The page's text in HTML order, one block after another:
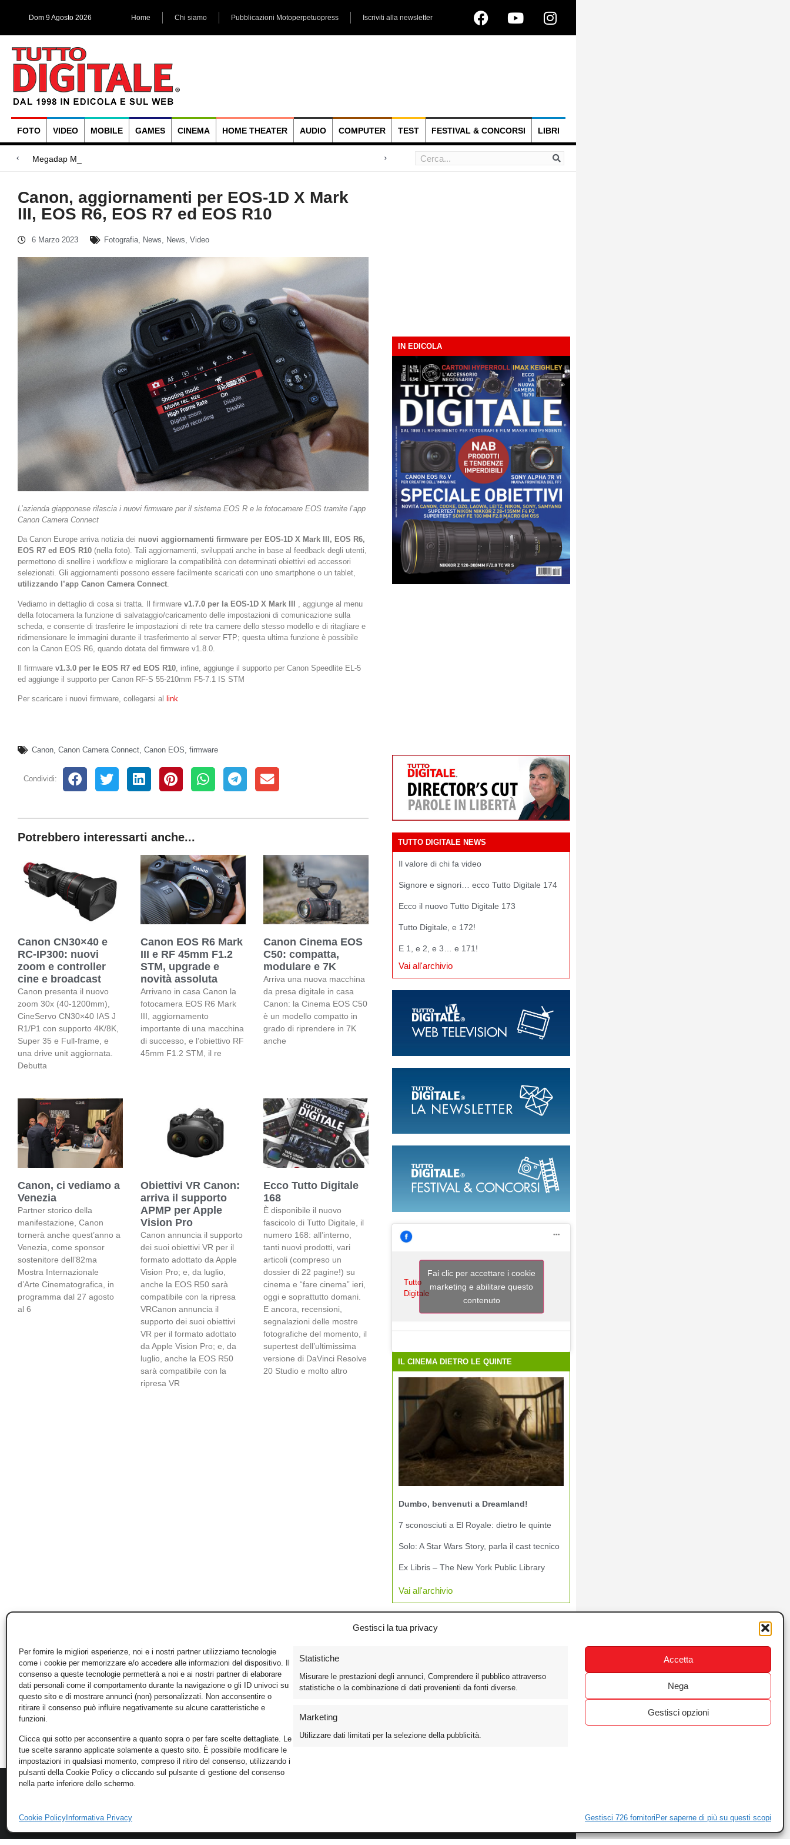
Gestisci la tua privacy
Per fornire le migliori esperienze, noi e i nostri partner utilizziamo tecnologie
come i cookie per memorizzare e/o accedere alle informazioni del dispositivo. Il
consenso a queste tecnologie permetterà a noi e ai nostri partner di elaborare
dati personali come il comportamento durante la navigazione o gli ID univoci su
questo sito e di mostrare annunci (non) personalizzati. Non acconsentire o
ritirare il consenso può influire negativamente su alcune caratteristiche e
funzioni.
Clicca qui sotto per acconsentire a quanto sopra o per fare scelte dettagliate. Le
tue scelte saranno applicate solamente a questo sito. È possibile modificare le
impostazioni in qualsiasi momento, compreso il ritiro del consenso, utilizzando i
pulsanti della Cookie Policy o cliccando sul pulsante di gestione del consenso
nella parte inferiore dello schermo.
Statistiche
Misurare le prestazioni degli annunci, Comprendere il pubblico attraverso
statistiche o la combinazione di dati provenienti da fonti diverse.
Marketing
Utilizzare dati limitati per la selezione della pubblicità.
Gestisci 726 fornitori Per saperne di più su questi scopi
Accetta
Nega
Gestisci opzioni
Cookie Policy Informativa Privacy
Dom 9 Agosto 2026 Home Chi siamo Pubblicazioni Motoperpetuopress Iscriviti alla newsletter
FOTO VIDEO MOBILE GAMES CINEMA HOME THEATER AUDIO COMPUTER TEST FESTIVAL & CONCORSI LIBRI
Megadap M2RF, il primo adattat
Blackmagic Design UltraStudio Express 3G, due accessori ad hoc
Arri Rental, evoluzioni in arrivo
Canon, aggiornamenti per EOS-1D X Mark
III, EOS R6, EOS R7 ed EOS R10
6 Marzo 2023 Fotografia, News, News, Video
L’azienda giapponese rilascia i nuovi firmware per il sistema EOS R e le fotocamere EOS tramite l’app
Canon Camera Connect
Da Canon Europe arriva notizia dei nuovi aggiornamenti firmware per EOS-1D X Mark III, EOS R6,
EOS R7 ed EOS R10 (nella foto). Tali aggiornamenti, sviluppati anche in base al feedback degli utenti,
permettono di snellire i workflow e migliorare la compatibilità con determinati obiettivi ed accessori
selezionati. Gli aggiornamenti possono essere facilmente scaricati con uno smartphone o un tablet,
utilizzando l’app Canon Camera Connect.
Vediamo in dettaglio di cosa si tratta. Il firmware v1.7.0 per la EOS-1D X Mark III , aggiunge al menu
della fotocamera la funzione di salvataggio/caricamento delle impostazioni di comunicazione sulla
scheda, e consente di trasferire le impostazioni di rete tra camere dello stesso modello e di ritagliare e
ridimensionare le immagini durante il trasferimento al server FTP; questa ultima funzione è possibile
con la Canon EOS R6, quando dotata del firmware v1.8.0.
Il firmware v1.3.0 per le EOS R7 ed EOS R10, infine, aggiunge il supporto per Canon Speedlite EL-5
ed aggiunge il supporto per Canon RF-S 55-210mm F5-7.1 IS STM
Per scaricare i nuovi firmware, collegarsi al link
Canon, Canon Camera Connect, Canon EOS, firmware
Condividi:
Potrebbero interessarti anche...
Canon CN30×40 e
RC-IP300: nuovi
zoom e controller
cine e broadcast
Canon presenta il nuovo
zoom 30x (40-1200mm),
CineServo CN30×40 IAS J
R1/P1 con supporto 4K/8K,
Super 35 e Full-frame, e
una drive unit aggiornata.
Debutta
Canon EOS R6 Mark
III e RF 45mm F1.2
STM, upgrade e
novità assoluta
Arrivano in casa Canon la
fotocamera EOS R6 Mark
III, aggiornamento
importante di una macchina
di successo, e l’obiettivo RF
45mm F1.2 STM, il re
Canon Cinema EOS
C50: compatta,
modulare e 7K
Arriva una nuova macchina
da presa digitale in casa
Canon: la Cinema EOS C50
è un modello compatto in
grado di riprendere in 7K
anche
Canon, ci vediamo a
Venezia
Partner storico della
manifestazione, Canon
tornerà anche quest’anno a
Venezia, come sponsor
sostenitore dell’82ma
Mostra Internazionale
d’Arte Cinematografica, in
programma dal 27 agosto
al 6
Obiettivi VR Canon:
arriva il supporto
APMP per Apple
Vision Pro
Canon annuncia il supporto
dei suoi obiettivi VR per il
formato adottato da Apple
Vision Pro; e, da luglio,
anche la EOS R50 sarà
compatibile con la ripresa
VRCanon annuncia il
supporto dei suoi obiettivi
VR per il formato adottato
da Apple Vision Pro; e, da
luglio, anche la EOS R50
sarà compatibile con la
ripresa VR
Ecco Tutto Digitale
168
È disponibile il nuovo
fascicolo di Tutto Digitale, il
numero 168: all’interno,
tanti nuovi prodotti, vari
articoli (compreso un
dossier di 22 pagine!) su
cinema e “fare cinema” ieri,
oggi e soprattutto domani.
E ancora, recensioni,
segnalazioni delle mostre
fotografiche del momento, il
supertest dell’ultimissima
versione di DaVinci Resolve
20 Studio e molto altro
IN EDICOLA
TUTTO DIGITALE NEWS
Il valore di chi fa video
Signore e signori… ecco Tutto Digitale 174
Ecco il nuovo Tutto Digitale 173
Tutto Digitale, e 172!
E 1, e 2, e 3… e 171!
Vai all'archivio
Tutto
Digitale
Fai clic per accettare i cookie
marketing e abilitare questo
contenuto
IL CINEMA DIETRO LE QUINTE
Dumbo, benvenuti a Dreamland!
7 sconosciuti a El Royale: dietro le quinte
Solo: A Star Wars Story, parla il cast tecnico
Ex Libris – The New York Public Library
Vai all'archivio